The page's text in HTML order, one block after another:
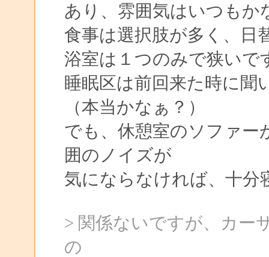
あり、雰囲気はいつもか
食事は選択肢が多く、日
浴室は１つのみで狭いで
睡眠区は前回来た時に聞
（本当かなぁ？）
でも、休憩室のソファ
囲のノイズが
気にならなければ、十分
> 関係ないですが、カー
の